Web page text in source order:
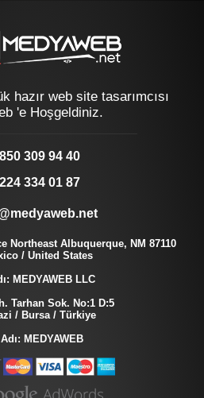
hazır web site tasarımcısı
'e Hoşgeldiniz.
309 94 40
334 01 87
Northeast Albuquerque, NM 87110
/ United States
MEDYAWEB LLC
Tarhan Sok. No:1 D:5
/ Bursa / Türkiye
MEDYAWEB